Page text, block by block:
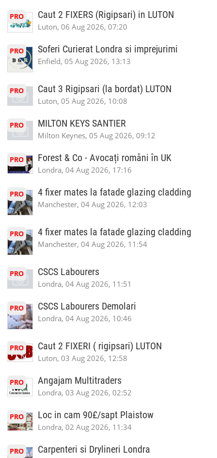
PRO Caut 2 FIXERS (Rigipsari) in LUTON
Luton, 06 Aug 2026, 07:20
PRO Soferi Curierat Londra si imprejurimi
Enfield, 05 Aug 2026, 13:13
PRO Caut 3 Rigipsari (la bordat) LUTON
Luton, 05 Aug 2026, 10:08
PRO MILTON KEYS SANTIER
Milton Keynes, 05 Aug 2026, 09:12
PRO Forest & Co - Avocați români în UK
Londra, 04 Aug 2026, 17:16
PRO 4 fixer mates la fatade glazing cladding
Manchester, 04 Aug 2026, 12:03
PRO 4 fixer mates la fatade glazing cladding
Manchester, 04 Aug 2026, 11:54
PRO CSCS Labourers
Londra, 04 Aug 2026, 11:51
PRO CSCS Labourers Demolari
Londra, 04 Aug 2026, 10:46
PRO Caut 2 FIXERI ( rigipsari) LUTON
Luton, 03 Aug 2026, 12:58
PRO Angajam Multitraders
Londra, 03 Aug 2026, 02:52
PRO Loc in cam 90£/sapt Plaistow
Londra, 02 Aug 2026, 11:34
PRO Carpenteri si Drylineri Londra